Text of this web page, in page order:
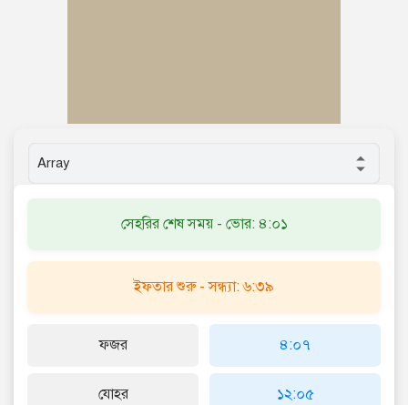
সেহরির শেষ সময় - ভোর: ৪:০১
ইফতার শুরু - সন্ধ্যা: ৬:৩৯
ফজর
যোহর
৪:০৭
১২:০৫